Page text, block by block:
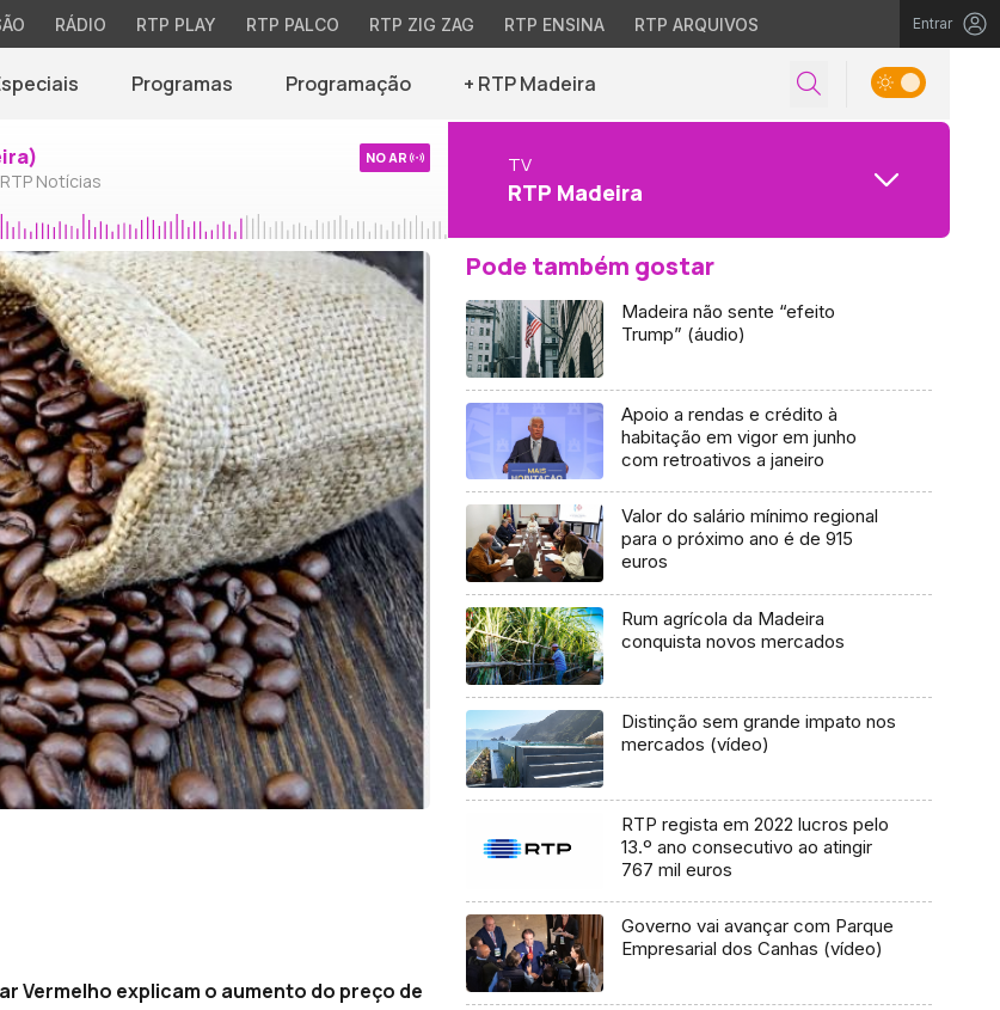
RÁDIO RTP PLAY RTP PALCO RTP ZIG ZAG RTP ENSINA RTP ARQUIVOS Entrar
Programas Programação + RTP Madeira
Notícias
NO AR TV
RTP Madeira
Vermelho explicam o aumento do preço de
Pode também gostar
Madeira não sente “efeito
Trump” (áudio)
Apoio a rendas e crédito à
habitação em vigor em junho
com retroativos a janeiro
Valor do salário mínimo regional
para o próximo ano é de 915
euros
Rum agrícola da Madeira
conquista novos mercados
Distinção sem grande impato nos
mercados (vídeo)
RTP regista em 2022 lucros pelo
13.º ano consecutivo ao atingir
767 mil euros
Governo vai avançar com Parque
Empresarial dos Canhas (vídeo)